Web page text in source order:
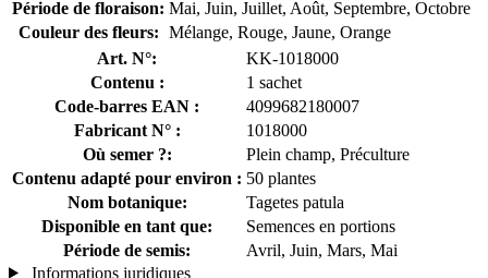
Période de floraison: Mai, Juin, Juillet, Août, Septembre, Octobre
Couleur des fleurs: Mélange, Rouge, Jaune, Orange
Art. N°:
KK-1018000
Contenu :
1 sachet
Code-barres EAN :
4099682180007
Fabricant N° :
1018000
Où semer ?:
Plein champ, Préculture
Contenu adapté pour environ : 50 plantes
Nom botanique:
Tagetes patula
Disponible en tant que:
Semences en portions
Période de semis:
Avril, Juin, Mars, Mai
Informations juridiques